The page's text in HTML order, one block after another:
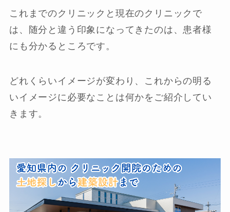
これまでのクリニックと現在のクリニックで
は、随分と違う印象になってきたのは、患者様
にも分かるところです。
どれくらいイメージが変わり、これからの明る
いイメージに必要なことは何かをご紹介してい
きます。